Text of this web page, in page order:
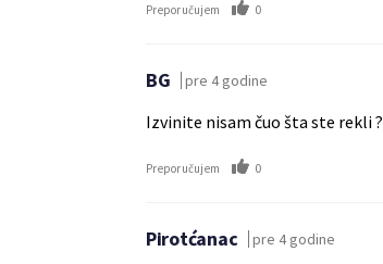
Preporučujem 0
BG pre 4 godine
Izvinite nisam čuo šta ste rekli ?
Preporučujem 0
Pirotćanac pre 4 godine